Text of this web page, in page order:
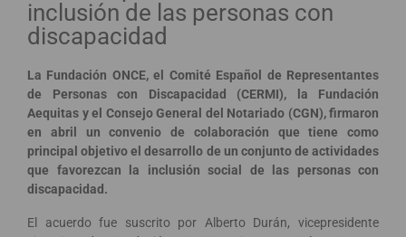
inclusión de las personas con
discapacidad
La Fundación ONCE, el Comité Español de Representantes
de Personas con Discapacidad (CERMI), la Fundación
Aequitas y el Consejo General del Notariado (CGN), firmaron
en abril un convenio de colaboración que tiene como
principal objetivo el desarrollo de un conjunto de actividades
que favorezcan la inclusión social de las personas con
discapacidad.
El acuerdo fue suscrito por Alberto Durán, vicepresidente